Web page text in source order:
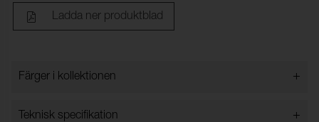
Ladda ner produktblad
Färger i kollektionen +
Färger i kollektionen
Teknisk specifikation +